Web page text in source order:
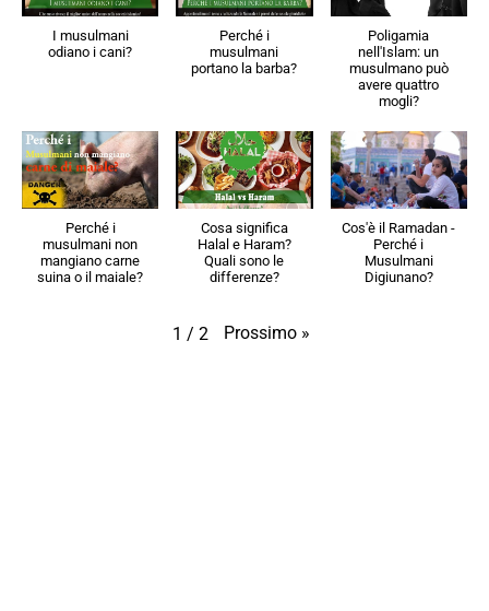
I musulmani
odiano i cani?
Perché i
musulmani
portano la barba?
Poligamia
nell'Islam: un
musulmano può
avere quattro
mogli?
Perché i
musulmani non
mangiano carne
suina o il maiale?
Cosa significa
Halal e Haram?
Quali sono le
differenze?
Cos'è il Ramadan -
Perché i
Musulmani
Digiunano?
1 / 2 Prossimo »